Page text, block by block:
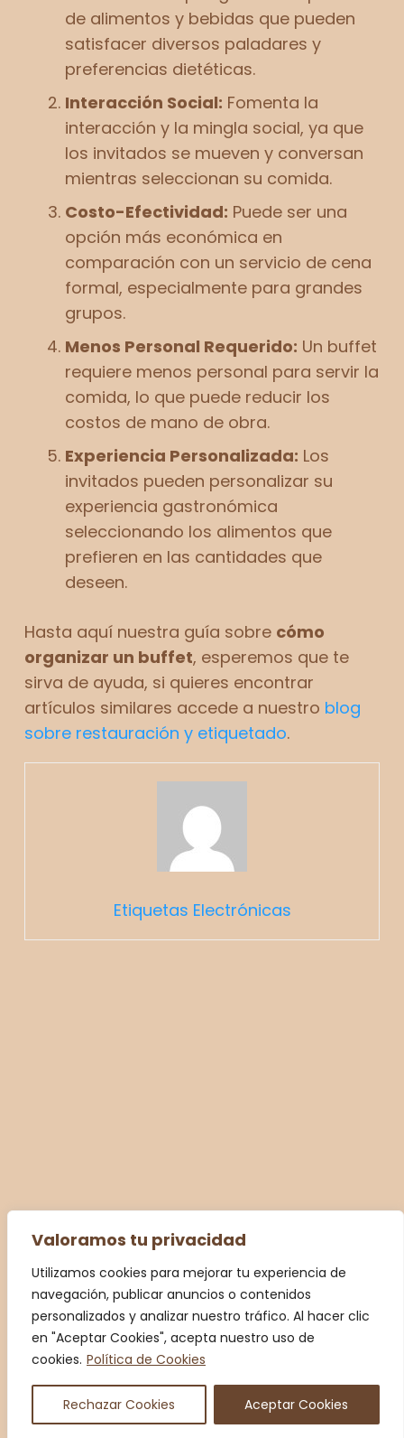
Valoramos tu privacidad
Utilizamos cookies para mejorar tu experiencia de
navegación, publicar anuncios o contenidos
personalizados y analizar nuestro tráfico. Al hacer clic
en "Aceptar Cookies", acepta nuestro uso de
cookies. Política de Cookies
Rechazar Cookies Aceptar Cookies
de alimentos y bebidas que pueden
satisfacer diversos paladares y
preferencias dietéticas.
Interacción Social: Fomenta la
interacción y la mingla social, ya que
los invitados se mueven y conversan
mientras seleccionan su comida.
Costo-Efectividad: Puede ser una
opción más económica en
comparación con un servicio de cena
formal, especialmente para grandes
grupos.
Menos Personal Requerido: Un buffet
requiere menos personal para servir la
comida, lo que puede reducir los
costos de mano de obra.
Experiencia Personalizada: Los
invitados pueden personalizar su
experiencia gastronómica
seleccionando los alimentos que
prefieren en las cantidades que
deseen.
Hasta aquí nuestra guía sobre cómo
organizar un buffet, esperemos que te
sirva de ayuda, si quieres encontrar
artículos similares accede a nuestro blog
sobre restauración y etiquetado.
Etiquetas Electrónicas